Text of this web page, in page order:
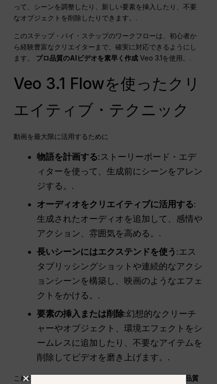
って、シーンを調整したり、新しい要素を挿入したり、不要
なオブジェクトを削除したりできます。.
このステップ・バイ・ステップのワークフローは、初心者か
ら経験豊富なクリエイターまで、確実に対応できるようにし
ます。 プロ品質のAIビデオを素早く作成 Veo 3.1を使用。.
Veo 3.1 Flowを使ったクリ
エイティブ・テクニック
動画を最大限に活用するために
物語を計画する:ストーリーボード・エデ
ィターを使って、生成前にシーンをアレン
ジする。.
オーディオをクリエイティブに活用する:
生成されたオーディオを追加して、感情や
アクション、雰囲気を高める。.
長いシーンにはエクステンドを使う :エス
タブリッシングショットや連続的なアクシ
ョンシーンを構築し、映画のようなエフェ
クトをかける。.
要素の挿入または削除:幻想的なクリーチ
ャーやオブジェクト、環境エフェクトをシ
ームレスに追加したり、不要なアイテムを
削除してビデオを磨き上げます。.
これらの技術により、クリエイターは
ダイナミックで高品質